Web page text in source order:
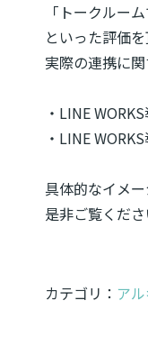
「トークルー
といった評価を
実際の連携に
・LINE
・LINE
具体的なイメ
是非ご覧くださ
カテゴリ： ア